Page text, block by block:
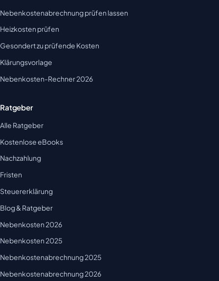
Nebenkostenabrechnung prüfen lassen
Heizkosten prüfen
Gesondert zu prüfende Kosten
Klärungsvorlage
Nebenkosten-Rechner 2026
Ratgeber
Alle Ratgeber
Kostenlose eBooks
Nachzahlung
Fristen
Steuererklärung
Blog & Ratgeber
Nebenkosten 2026
Nebenkosten 2025
Nebenkostenabrechnung 2025
Nebenkostenabrechnung 2026